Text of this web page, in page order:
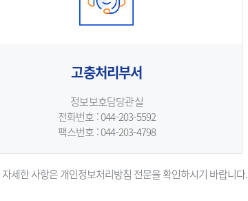
고충처리부서
정보보호담당관실
전화번호 : 044-203-5592
팩스번호 : 044-203-4798
세한 사항은 개인정보처리방침 전문을 확인하시기 바랍니다.